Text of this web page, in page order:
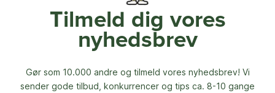
Tilmeld dig vores
nyhedsbrev
Gør som 10.000 andre og tilmeld vores nyhedsbrev! Vi
sender gode tilbud, konkurrencer og tips ca. 8-10 gange